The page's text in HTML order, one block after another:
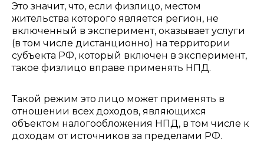
Это значит, что, если физлицо, местом
жительства которого является регион, не
включенный в эксперимент, оказывает услуги
(в том числе дистанционно) на территории
субъекта РФ, который включен в эксперимент,
такое физлицо вправе применять НПД.
Такой режим это лицо может применять в
отношении всех доходов, являющихся
объектом налогообложения НПД, в том числе к
доходам от источников за пределами РФ.